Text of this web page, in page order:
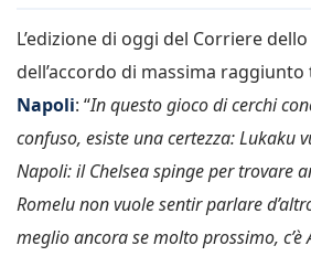
L’edizione di oggi del Corriere
dell’accordo di massima raggiunto
Napoli: “In questo gioco di cerchi
confuso, esiste una certezza: Lukaku
Napoli: il Chelsea spinge per trovare
Romelu non vuole sentir parlare
meglio ancora se molto prossimo, c’è